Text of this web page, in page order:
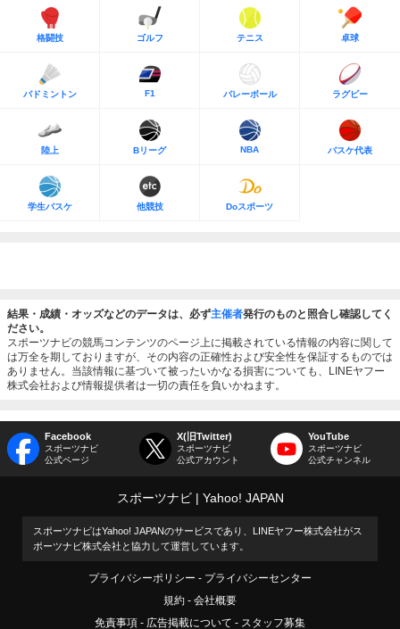
格闘技 ゴルフ テニス 卓球
バドミントン F1 バレーボール ラグビー
陸上 Bリーグ NBA バスケ代表
学生バスケ 他競技 Doスポーツ
結果・成績・オッズなどのデータは、必ず主催者発行のものと照合し確認してく
ださい。
スポーツナビの競馬コンテンツのページ上に掲載されている情報の内容に関して
は万全を期しておりますが、その内容の正確性および安全性を保証するものでは
ありません。当該情報に基づいて被ったいかなる損害についても、LINEヤフー
株式会社および情報提供者は一切の責任を負いかねます。
Facebook
スポーツナビ
公式ページ
X(旧Twitter)
スポーツナビ
公式アカウント
YouTube
スポーツナビ
公式チャンネル
スポーツナビ Yahoo! JAPAN
スポーツナビはYahoo! JAPANのサービスであり、LINEヤフー株式会社がス
ポーツナビ株式会社と協力して運営しています。
プライバシーポリシー
プライバシーセンター
規約
会社概要
免責事項
広告掲載について スタッフ募集